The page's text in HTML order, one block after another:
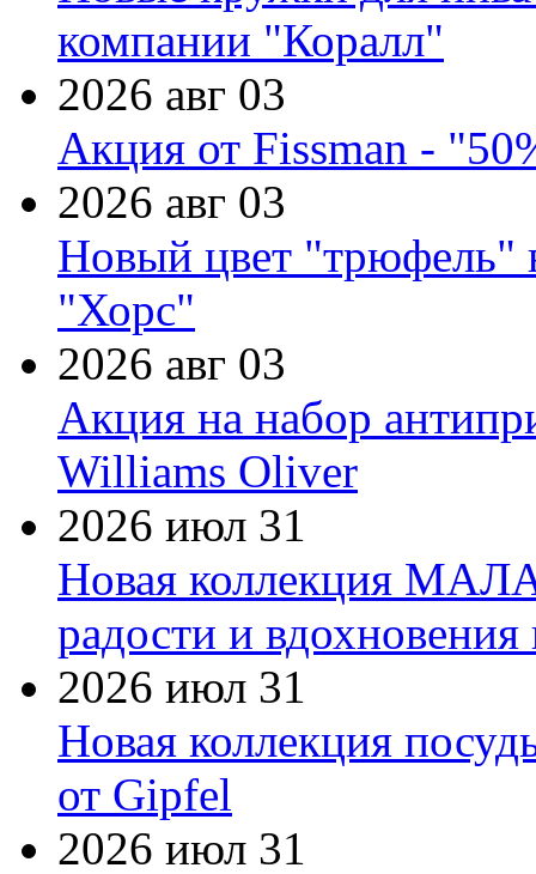
компании "Коралл"
2026 авг 03
Акция от Fissman -
2026 авг 03
Новый цвет "трюфель"
"Хорс"
2026 авг 03
Акция на набор
Williams Oliver
2026 июл 31
Новая коллекция
радости и
2026 июл 31
Новая коллекция
от Gipfel
2026 июл 31